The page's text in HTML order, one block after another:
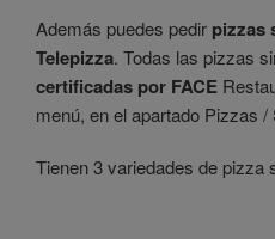
Además puedes pedir pizzas
Telepizza. Todas las pizzas
certificadas por FACE
menú, en el apartado Pizzas /
Tienen 3 variedades de pizza